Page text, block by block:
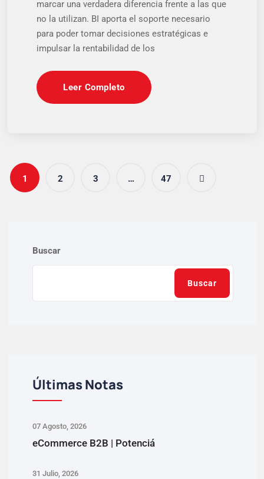
marcar una verdadera diferencia frente a las que
no la utilizan. BI aporta el soporte necesario
para poder tomar decisiones estratégicas e
impulsar la rentabilidad de los
Leer Completo
1 2 3 … 47
Buscar
Buscar
Últimas Notas
07 Agosto, 2026
eCommerce B2B | Potenciá
31 Julio, 2026